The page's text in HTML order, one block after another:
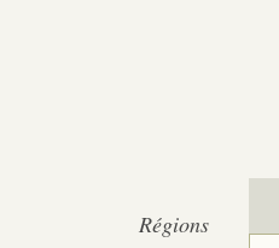
Régions